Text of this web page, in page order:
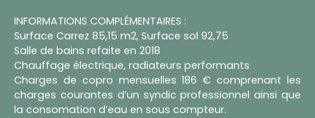
INFORMATIONS COMPLÉMENTAIRES :
Surface Carrez 85,15 m2, Surface sol 92,75
Salle de bains refaite en 2018
Chauffage électrique, radiateurs performants
Charges de copro mensuelles 186 € comprenant les
charges courantes d’un syndic professionnel ainsi que
la consomation d’eau en sous compteur.